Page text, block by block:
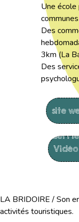
Une école
Des
3km (La
Des
site
LA BRIDOIRE / Son
activités touristiques.